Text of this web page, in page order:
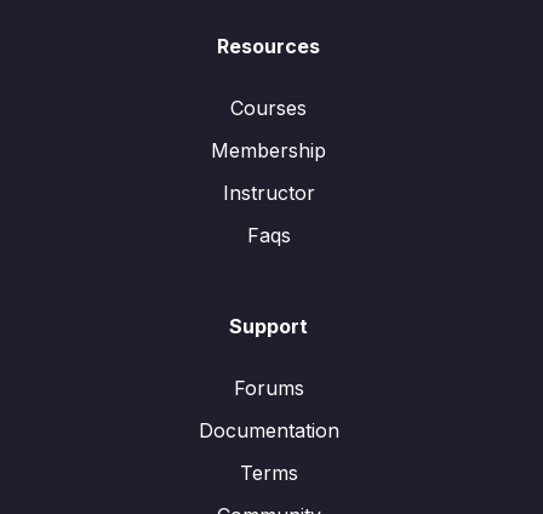
Resources
Courses
Membership
Instructor
Faqs
Support
Forums
Documentation
Terms